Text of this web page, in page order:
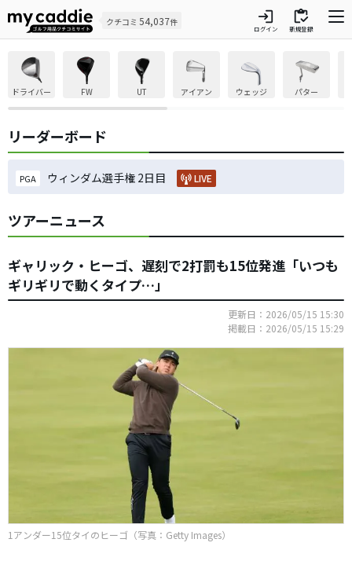
クチコミ 54,037件 login
ログイン
inventory
新規登録
ドライバー FW UT アイアン ウェッジ パター
リーダーボード
PGA ウィンダム選手権 2日目 LIVE
ツアーニュース
ギャリック・ヒーゴ、遅刻で2打罰も15位発進「いつも
ギリギリで動くタイプ…」
更新日：2026/05/15 15:30
掲載日：2026/05/15 15:29
1アンダー15位タイのヒーゴ（写真：Getty Images）